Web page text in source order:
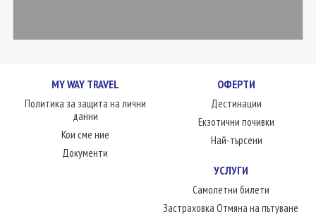
MY WAY TRAVEL
Политика за защита на лични
данни
Кои сме ние
Документи
ОФЕРТИ
Дестинации
Екзотични почивки
Най-търсени
УСЛУГИ
Самолетни билети
Застраховка Отмяна на пътуване